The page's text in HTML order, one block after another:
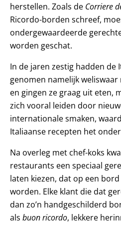
herstellen. Zoals de Corriere
Ricordo-borden schreef,
ondergewaardeerde
worden geschat.
In de jaren zestig hadden de
genomen namelijk
en gingen ze graag uit eten,
zich vooral leiden door
internationale smaken,
Italiaanse recepten het
Na overleg met chef-koks
restaurants een speciaal
laten kiezen, dat op een
worden. Elke klant die dat
dan zo’n handgeschilderd
als buon ricordo, lekkere